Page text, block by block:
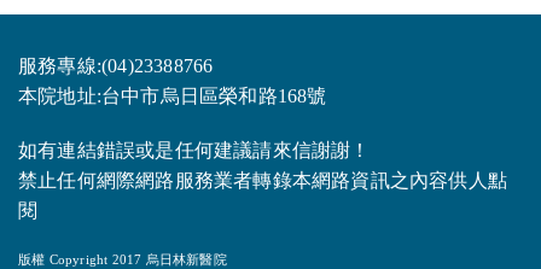
服務專線:(04)23388766
本院地址:台中市烏日區榮和路168號
如有連結錯誤或是任何建議請來信謝謝！
禁止任何網際網路服務業者轉錄本網路資訊之內容供人點
閱
版權 Copyright 2017 烏日林新醫院